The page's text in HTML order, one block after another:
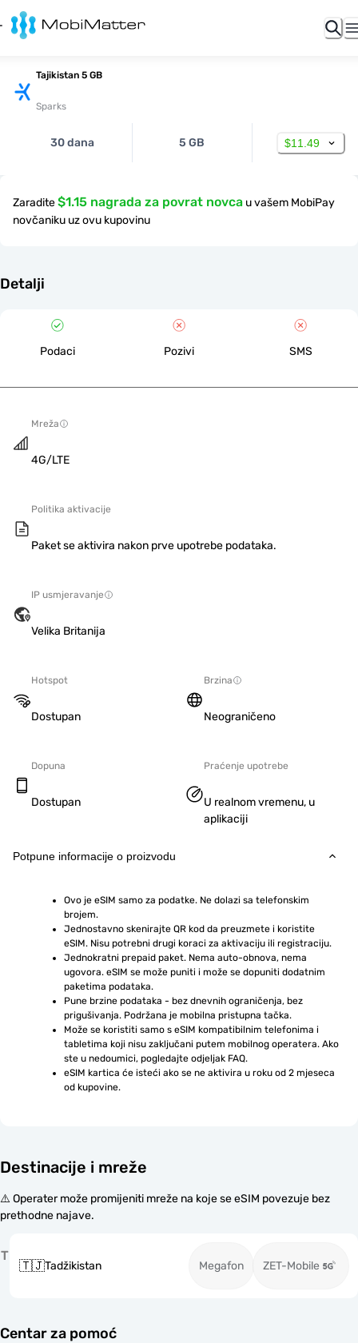
Tajikistan 5 GB
Sparks
30 dana 5 GB $11.49
Zaradite$1.15 nagrada za povrat novca u vašem MobiPay
novčaniku uz ovu kupovinu
Detalji
Podaci Pozivi SMS
Mreža
4G/LTE
Politika aktivacije
Paket se aktivira nakon prve upotrebe podataka.
IP usmjeravanje
Velika Britanija
Hotspot
Dostupan
Brzina
Neograničeno
Dopuna
Dostupan
Praćenje upotrebe
U realnom vremenu, u
aplikaciji
Potpune informacije o proizvodu
Ovo je eSIM samo za podatke. Ne dolazi sa telefonskim
brojem.
Jednostavno skenirajte QR kod da preuzmete i koristite
eSIM. Nisu potrebni drugi koraci za aktivaciju ili registraciju.
Jednokratni prepaid paket. Nema auto-obnova, nema
ugovora. eSIM se može puniti i može se dopuniti dodatnim
paketima podataka.
Pune brzine podataka - bez dnevnih ograničenja, bez
prigušivanja. Podržana je mobilna pristupna tačka.
Može se koristiti samo s eSIM kompatibilnim telefonima i
tabletima koji nisu zaključani putem mobilnog operatera. Ako
ste u nedoumici, pogledajte odjeljak FAQ.
eSIM kartica će isteći ako se ne aktivira u roku od 2 mjeseca
od kupovine.
Destinacije i mreže
⚠️ Operater može promijeniti mreže na koje se eSIM povezuje bez
prethodne najave.
T
🇹🇯Tadžikistan Megafon ZET-Mobile
Centar za pomoć